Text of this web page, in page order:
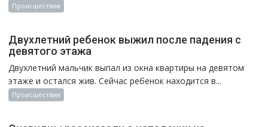
Происшествия
Двухлетний ребенок выжил после падения с
девятого этажа
Двухлетний мальчик выпал из окна квартиры на девятом
этаже и остался жив. Сейчас ребенок находится в...
Происшествия